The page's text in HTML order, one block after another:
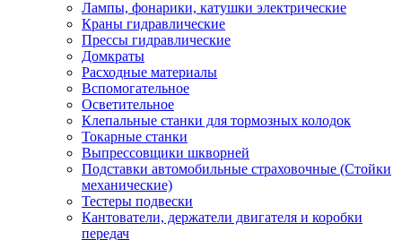
Лампы, фонарики, катушки электрические
Краны гидравлические
Прессы гидравлические
Домкраты
Расходные материалы
Вспомогательное
Осветительное
Клепальные станки для тормозных колодок
Токарные станки
Выпрессовщики шкворней
Подставки автомобильные страховочные (Стойки
механические)
Тестеры подвески
Кантователи, держатели двигателя и коробки
передач